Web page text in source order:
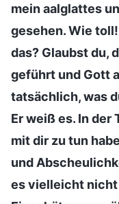
mein aalglattes
gesehen. Wie
das? Glaubst du,
geführt und Gott
tatsächlich, was
Er weiß es. In der
mit dir zu tun
und
es vielleicht nicht